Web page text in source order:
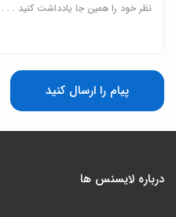
پیام را ارسال کنید
درباره لایسنس ها